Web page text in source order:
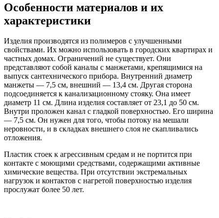
Особенности материалов и их
характеристики
Изделия производятся из полимеров с улучшенными
свойствами. Их можно использовать в городских квартирах и
частных домах. Ограничений не существует. Они
представляют собой каналы с манжетами, крепящимися на
выпуск сантехнического прибора. Внутренний диаметр
манжеты — 7,5 см, внешний — 13,4 см. Другая сторона
подсоединяется к канализационному стояку. Она имеет
диаметр 11 см. Длина изделия составляет от 23,1 до 50 см.
Внутри проложен канал с гладкой поверхностью. Его ширина
— 7,5 см. Он нужен для того, чтобы потоку на мешали
неровности, и в складках внешнего слоя не скапливались
отложения.
Пластик стоек к агрессивным средам и не портится при
контакте с моющими средствами, содержащими активные
химические вещества. При отсутствии экстремальных
нагрузок и контактов с нагретой поверхностью изделия
прослужат более 50 лет.